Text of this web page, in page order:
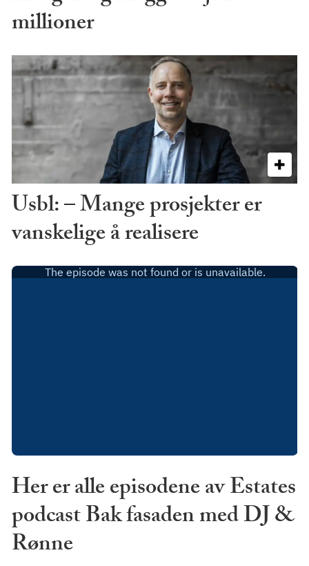
millioner
Usbl: – Mange prosjekter er
vanskelige å realisere
Her er alle episodene av Estates
podcast Bak fasaden med DJ &
Rønne